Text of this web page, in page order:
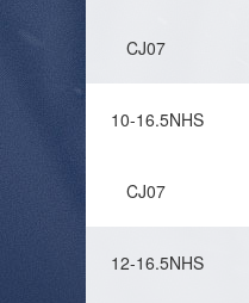
CJ07
10-16.5NHS
CJ07
12-16.5NHS